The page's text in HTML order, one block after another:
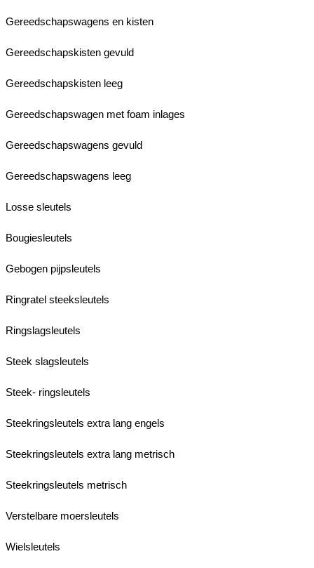
Gereedschapswagens en kisten
Gereedschapskisten gevuld
Gereedschapskisten leeg
Gereedschapswagen met foam inlages
Gereedschapswagens gevuld
Gereedschapswagens leeg
Losse sleutels
Bougiesleutels
Gebogen pijpsleutels
Ringratel steeksleutels
Ringslagsleutels
Steek slagsleutels
Steek- ringsleutels
Steekringsleutels extra lang engels
Steekringsleutels extra lang metrisch
Steekringsleutels metrisch
Verstelbare moersleutels
Wielsleutels